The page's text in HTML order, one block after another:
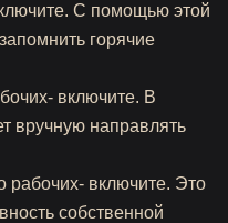
С помощью этой
горячие
включите. В
вручную направлять
рабочих- включите. Это
собственной